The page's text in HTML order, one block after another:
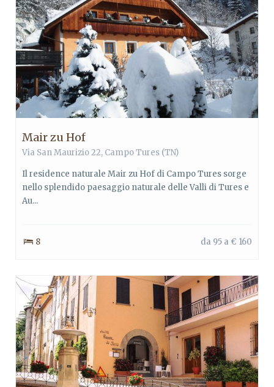
Mair zu Hof
Via San Maurizio 22, Campo Tures (TN)
Il residence naturale Mair zu Hof di Campo Tures sorge
nello splendido paesaggio naturale delle Valli di Tures e
Au...
8 da 95 a € 160